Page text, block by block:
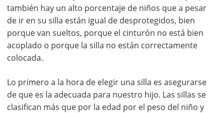
también hay un alto porcentaje de niños que a pesar
de ir en su silla están igual de desprotegidos, bien
porque van sueltos, porque el cinturón no está bien
acoplado o porque la silla no están correctamente
colocada.
Lo primero a la hora de elegir una silla es asegurarse
de que es la adecuada para nuestro hijo. Las sillas se
clasifican más que por la edad por el peso del niño y